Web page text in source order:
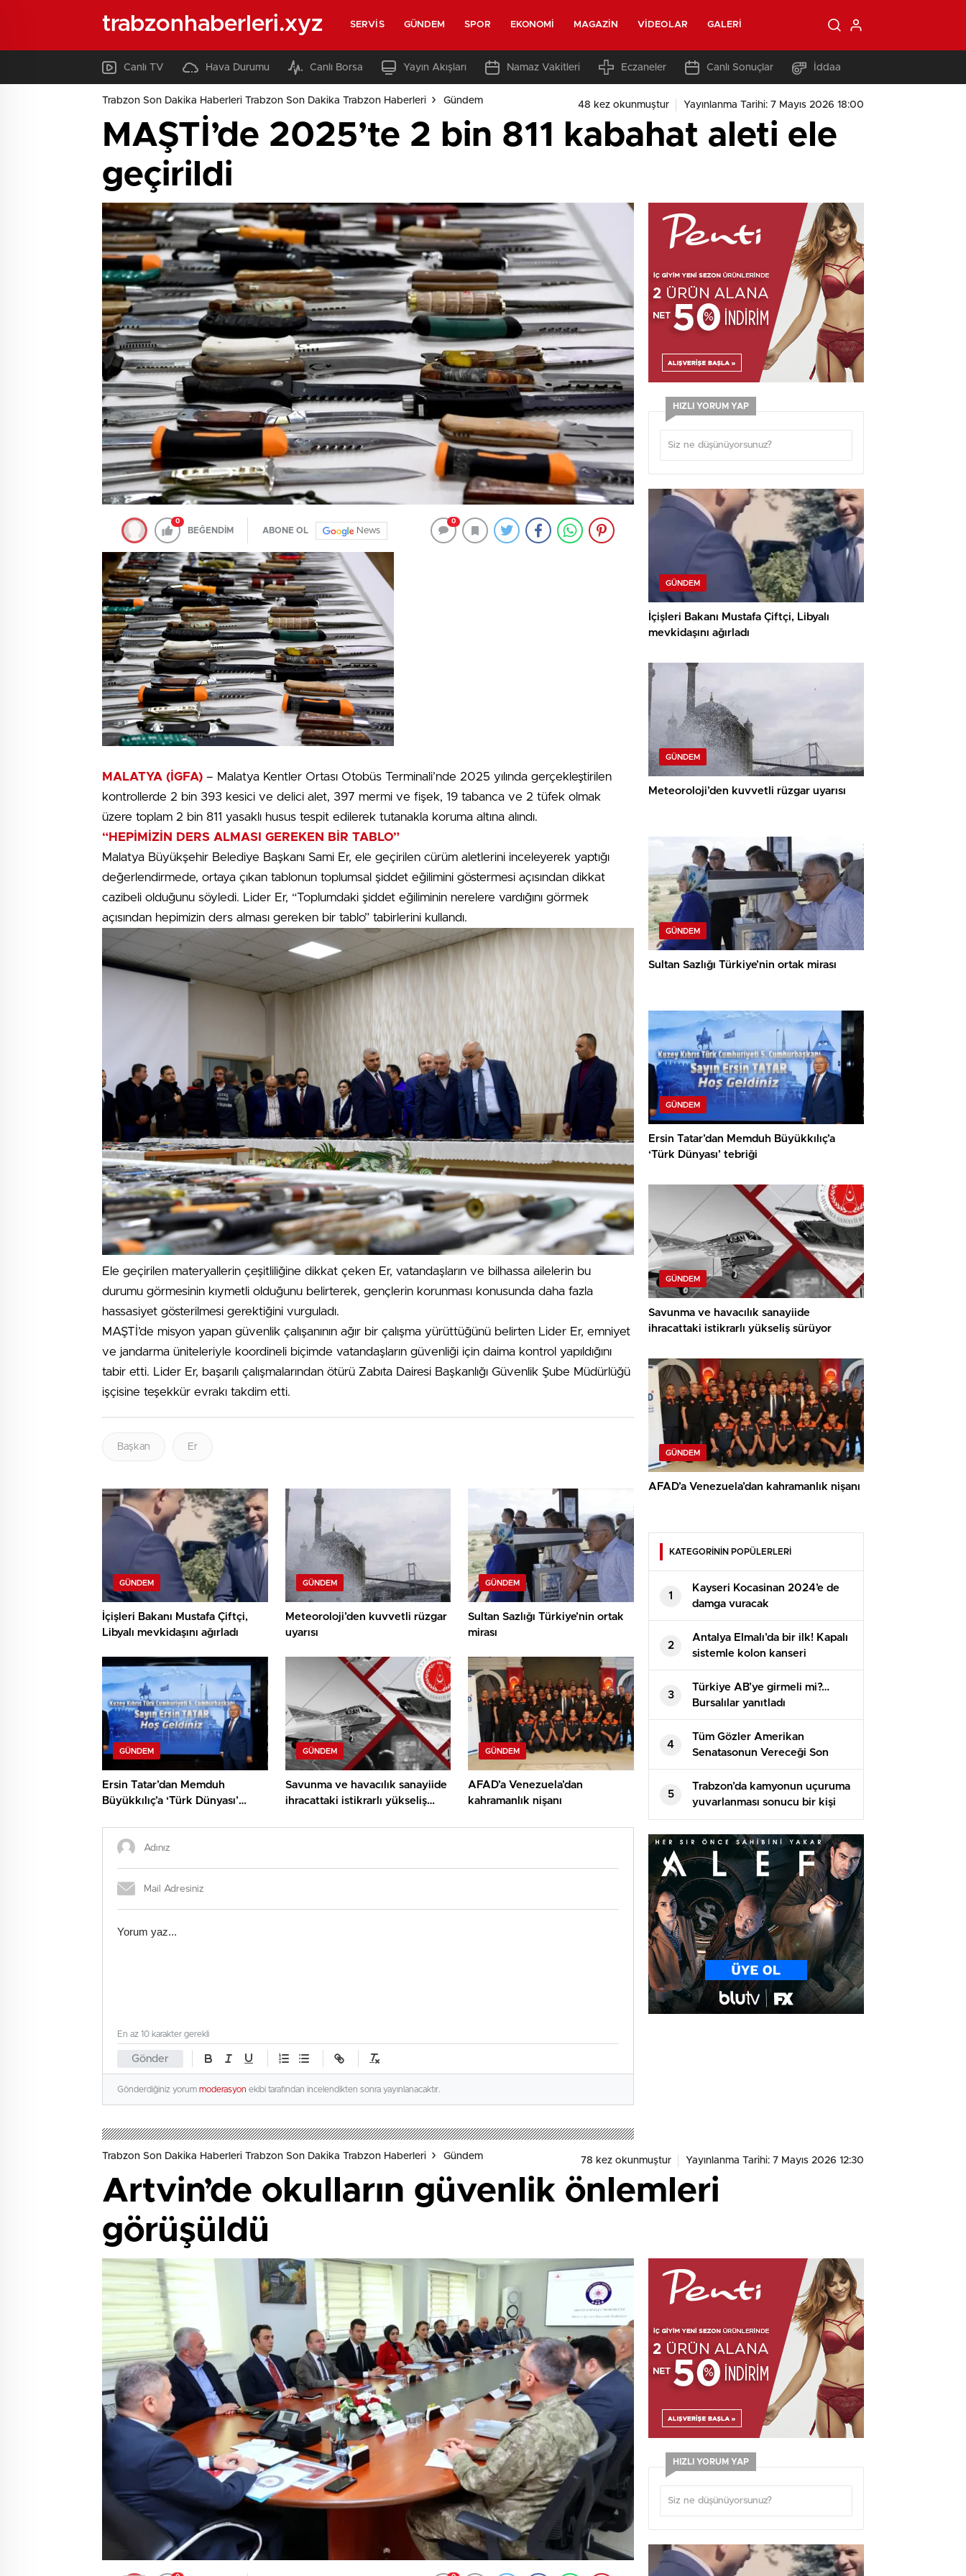
trabzonhaberleri.xyz SERVIS GÜNDEM SPOR EKONOMI MAGAZIN VIDEOLAR GALERI
Canlı TV Hava Durumu Canlı Borsa Yayın Akışları Namaz Vakitleri Eczaneler Canlı Sonuçlar İddaa
Trabzon Son Dakika Haberleri Trabzon Son Dakika Trabzon Haberleri Gündem 48 kez okunmuştur Yayınlanma Tarihi: 7 Mayıs 2026 18:00
MAŞTİ’de 2025’te 2 bin 811 kabahat aleti ele
geçirildi
0
BEĞENDİM ABONE OL News
0
MALATYA (İGFA) – Malatya Kentler Ortası Otobüs Terminali’nde 2025 yılında gerçekleştirilen
kontrollerde 2 bin 393 kesici ve delici alet, 397 mermi ve fişek, 19 tabanca ve 2 tüfek olmak
üzere toplam 2 bin 811 yasaklı husus tespit edilerek tutanakla koruma altına alındı.
“HEPİMİZİN DERS ALMASI GEREKEN BİR TABLO”
Malatya Büyükşehir Belediye Başkanı Sami Er, ele geçirilen cürüm aletlerini inceleyerek yaptığı
değerlendirmede, ortaya çıkan tablonun toplumsal şiddet eğilimini göstermesi açısından dikkat
cazibeli olduğunu söyledi. Lider Er, “Toplumdaki şiddet eğiliminin nerelere vardığını görmek
açısından hepimizin ders alması gereken bir tablo” tabirlerini kullandı.
Ele geçirilen materyallerin çeşitliliğine dikkat çeken Er, vatandaşların ve bilhassa ailelerin bu
durumu görmesinin kıymetli olduğunu belirterek, gençlerin korunması konusunda daha fazla
hassasiyet gösterilmesi gerektiğini vurguladı.
MAŞTİ’de misyon yapan güvenlik çalışanının ağır bir çalışma yürüttüğünü belirten Lider Er, emniyet
ve jandarma üniteleriyle koordineli biçimde vatandaşların güvenliği için daima kontrol yapıldığını
tabir etti. Lider Er, başarılı çalışmalarından ötürü Zabıta Dairesi Başkanlığı Güvenlik Şube Müdürlüğü
işçisine teşekkür evrakı takdim etti.
Başkan Er
GÜNDEM
İçişleri Bakanı Mustafa Çiftçi,
Libyalı mevkidaşını ağırladı
GÜNDEM
Meteoroloji’den kuvvetli rüzgar
uyarısı
GÜNDEM
Sultan Sazlığı Türkiye’nin ortak
mirası
GÜNDEM
Ersin Tatar’dan Memduh
Büyükkılıç’a ‘Türk Dünyası’
GÜNDEM
Savunma ve havacılık sanayiide
ihracattaki istikrarlı yükseliş
GÜNDEM
AFAD’a Venezuela’dan
kahramanlık nişanı
Gönder
En az 10 karakter gerekli
Gönderdiğiniz yorum moderasyon ekibi tarafından incelendikten sonra yayınlanacaktır.
HIZLI YORUM YAP
GÜNDEM
İçişleri Bakanı Mustafa Çiftçi, Libyalı
mevkidaşını ağırladı
GÜNDEM
Meteoroloji’den kuvvetli rüzgar uyarısı
GÜNDEM
Sultan Sazlığı Türkiye’nin ortak mirası
GÜNDEM
Ersin Tatar’dan Memduh Büyükkılıç’a
‘Türk Dünyası’ tebriği
GÜNDEM
Savunma ve havacılık sanayiide
ihracattaki istikrarlı yükseliş sürüyor
GÜNDEM
AFAD’a Venezuela’dan kahramanlık nişanı
KATEGORİNİN POPÜLERLERİ
1
Kayseri Kocasinan 2024’e de
damga vuracak
2
Antalya Elmalı’da bir ilk! Kapalı
sistemle kolon kanseri
ameliyatı yapıldı!
3
Türkiye AB’ye girmeli mi?…
Bursalılar yanıtladı
4
Tüm Gözler Amerikan
Senatasonun Vereceği Son
Kararda
5
Trabzon’da kamyonun uçuruma
yuvarlanması sonucu bir kişi
öldü
Trabzon Son Dakika Haberleri Trabzon Son Dakika Trabzon Haberleri Gündem 78 kez okunmuştur Yayınlanma Tarihi: 7 Mayıs 2026 12:30
Artvin’de okulların güvenlik önlemleri
görüşüldü
HIZLI YORUM YAP